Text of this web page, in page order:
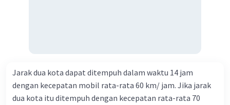
Jarak dua kota dapat ditempuh dalam waktu 14 jam
dengan kecepatan mobil rata-rata 60 km/ jam. Jika jarak
dua kota itu ditempuh dengan kecepatan rata-rata 70